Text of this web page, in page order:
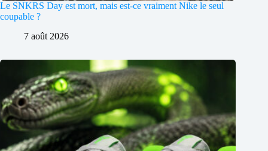
Le SNKRS Day est mort, mais est-ce vraiment Nike le seul
coupable ?
7 août 2026